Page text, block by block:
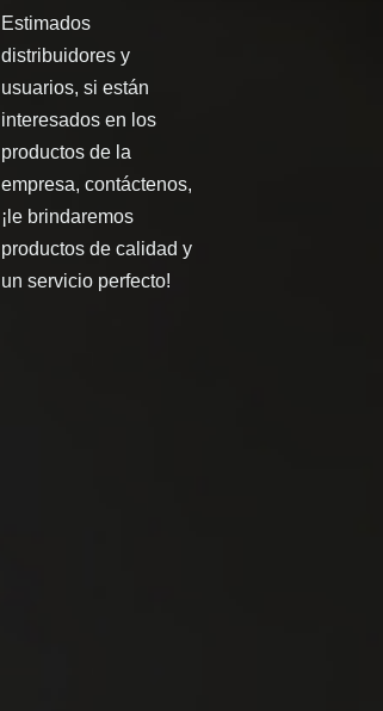
Estimados
distribuidores y
usuarios, si están
interesados en los
productos de la
empresa, contáctenos,
¡le brindaremos
productos de calidad y
un servicio perfecto!